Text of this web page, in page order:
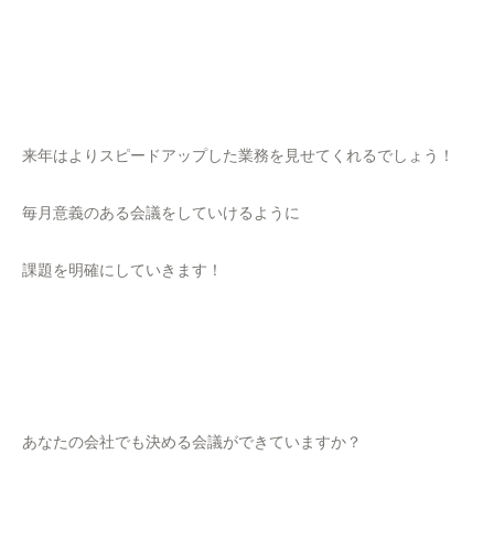
来年はよりスピードアップした業務を見せてくれるでしょう！
毎月意義のある会議をしていけるように
課題を明確にしていきます！
あなたの会社でも決める会議ができていますか？